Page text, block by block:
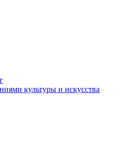
культуры и искусства